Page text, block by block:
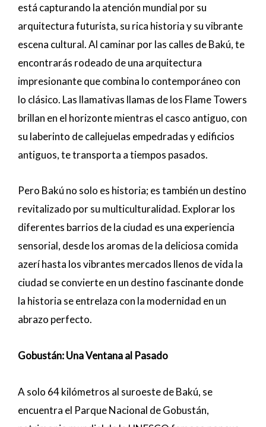
está capturando la atención mundial por su
arquitectura futurista, su rica historia y su vibrante
escena cultural. Al caminar por las calles de Bakú, te
encontrarás rodeado de una arquitectura
impresionante que combina lo contemporáneo con
lo clásico. Las llamativas llamas de los Flame Towers
brillan en el horizonte mientras el casco antiguo, con
su laberinto de callejuelas empedradas y edificios
antiguos, te transporta a tiempos pasados.
Pero Bakú no solo es historia; es también un destino
revitalizado por su multiculturalidad. Explorar los
diferentes barrios de la ciudad es una experiencia
sensorial, desde los aromas de la deliciosa comida
azerí hasta los vibrantes mercados llenos de vida la
ciudad se convierte en un destino fascinante donde
la historia se entrelaza con la modernidad en un
abrazo perfecto.
Gobustán: Una Ventana al Pasado
A solo 64 kilómetros al suroeste de Bakú, se
encuentra el Parque Nacional de Gobustán,